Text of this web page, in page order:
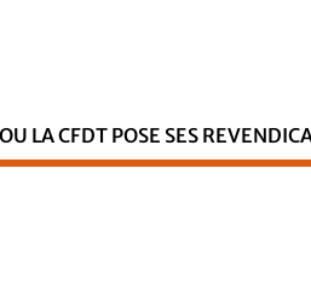
LA CFDT POSE SES